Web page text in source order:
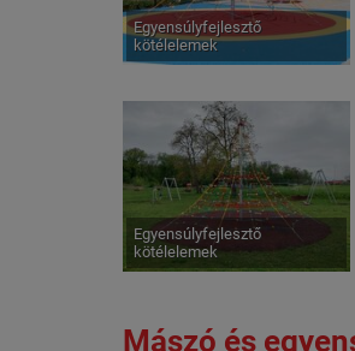
Egyensúlyfejlesztő
kötélelemek
Egyensúlyfejlesztő
kötélelemek
Mászó és